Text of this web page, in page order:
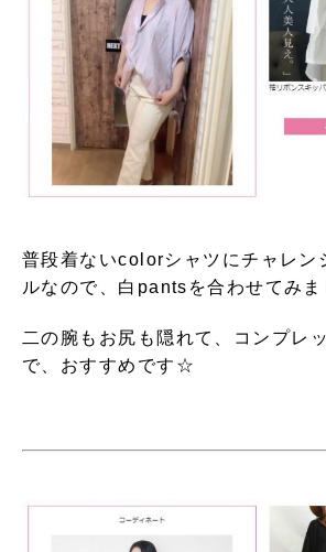
普段着ないcolorシャツにチャレン
ルなので、白pantsを合わせてみま
二の腕もお尻も隠れて、コンプレ
で、おすすめです☆